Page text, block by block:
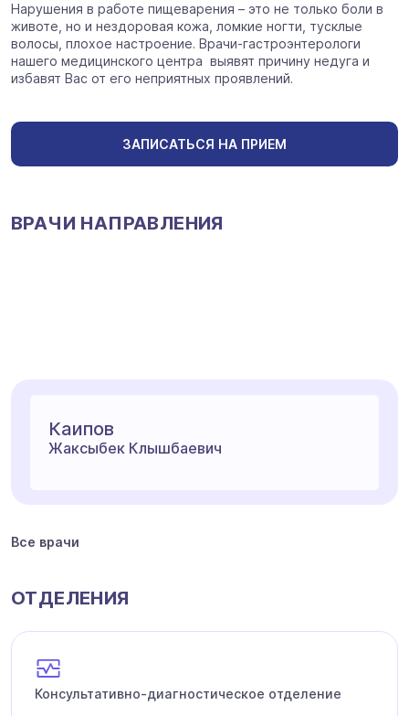
Нарушения в работе пищеварения – это не только боли в
животе, но и нездоровая кожа, ломкие ногти, тусклые
волосы, плохое настроение. Врачи-гастроэнтерологи
нашего медицинского центра выявят причину недуга и
избавят Вас от его неприятных проявлений.
ЗАПИСАТЬСЯ НА ПРИЕМ
ВРАЧИ НАПРАВЛЕНИЯ
Каипов
Жаксыбек Клышбаевич
Все врачи
ОТДЕЛЕНИЯ
Консультативно-диагностическое отделение